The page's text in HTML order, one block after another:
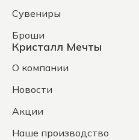
Сувениры
Броши
Кристалл Мечты
О компании
Новости
Акции
Наше производство